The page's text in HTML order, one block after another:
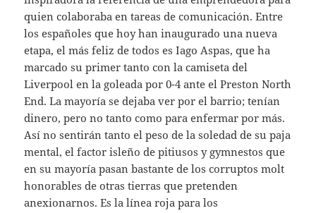
quien colaboraba en tareas de comunicación. Entre
los españoles que hoy han inaugurado una nueva
etapa, el más feliz de todos es Iago Aspas, que ha
marcado su primer tanto con la camiseta del
Liverpool en la goleada por 0-4 ante el Preston North
End. La mayoría se dejaba ver por el barrio; tenían
dinero, pero no tanto como para enfermar por más.
Así no sentirán tanto el peso de la soledad de su paja
mental, el factor isleño de pitiusos y gymnestos que
en su mayoría pasan bastante de los corruptos molt
honorables de otras tierras que pretenden
anexionarnos. Es la línea roja para los